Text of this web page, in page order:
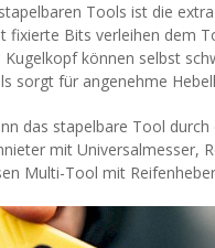
Tools ist die
fixierte Bits verleihen dem
können selbst
sorgt für angenehme
das stapelbare Tool
mit Universalmesser,
Multi-Tool mit